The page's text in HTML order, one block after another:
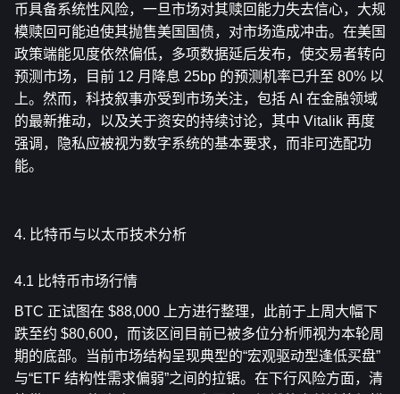
币具备系统性风险，一旦市场对其赎回能力失去信心，大规
模赎回可能迫使其抛售美国国债，对市场造成冲击。在美国
政策端能见度依然偏低，多项数据延后发布，使交易者转向
预测市场，目前 12 月降息 25bp 的预测机率已升至 80% 以
上。然而，科技叙事亦受到市场关注，包括 AI 在金融领域
的最新推动，以及关于资安的持续讨论，其中 Vitalik 再度
强调，隐私应被视为数字系统的基本要求，而非可选配功
能。
4. 比特币与以太币技术分析
4.1 比特币市场行情
BTC 正试图在 $88,000 上方进行整理，此前于上周大幅下
跌至约 $80,600，而该区间目前已被多位分析师视为本轮周
期的底部。当前市场结构呈现典型的“宏观驱动型逢低买盘”
与“ETF 结构性需求偏弱”之间的拉锯。在下行风险方面，清